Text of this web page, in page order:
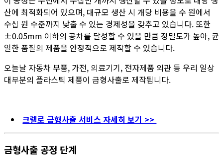
산에 최적화되어 있으며, 대규모 생산 시 개당 비용을 수 원에서
수십 원 수준까지 낮출 수 있는 경제성을 갖추고 있습니다. 또한
±0.05mm 이하의 공차를 달성할 수 있을 만큼 정밀도가 높아, 균
일한 품질의 제품을 안정적으로 제작할 수 있습니다.
오늘날 자동차 부품, 가전, 의료기기, 전자제품 외관 등 우리 일상
대부분의 플라스틱 제품이 금형사출로 제작됩니다.
크렐로 금형사출 서비스 자세히 보기 >>
금형사출 공정 단계